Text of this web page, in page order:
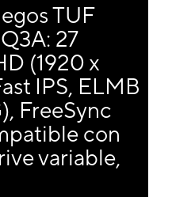
TUF
27
(1920 x
IPS, ELMB
FreeSync
con
variable,